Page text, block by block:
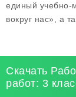
единый учебно-
вокруг нас», а
Скачать
работ: 3